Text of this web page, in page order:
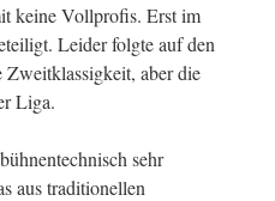
keine Vollprofis. Erst im
Leider folgte auf den
Zweitklassigkeit, aber die
Liga.
sehr
aus traditionellen